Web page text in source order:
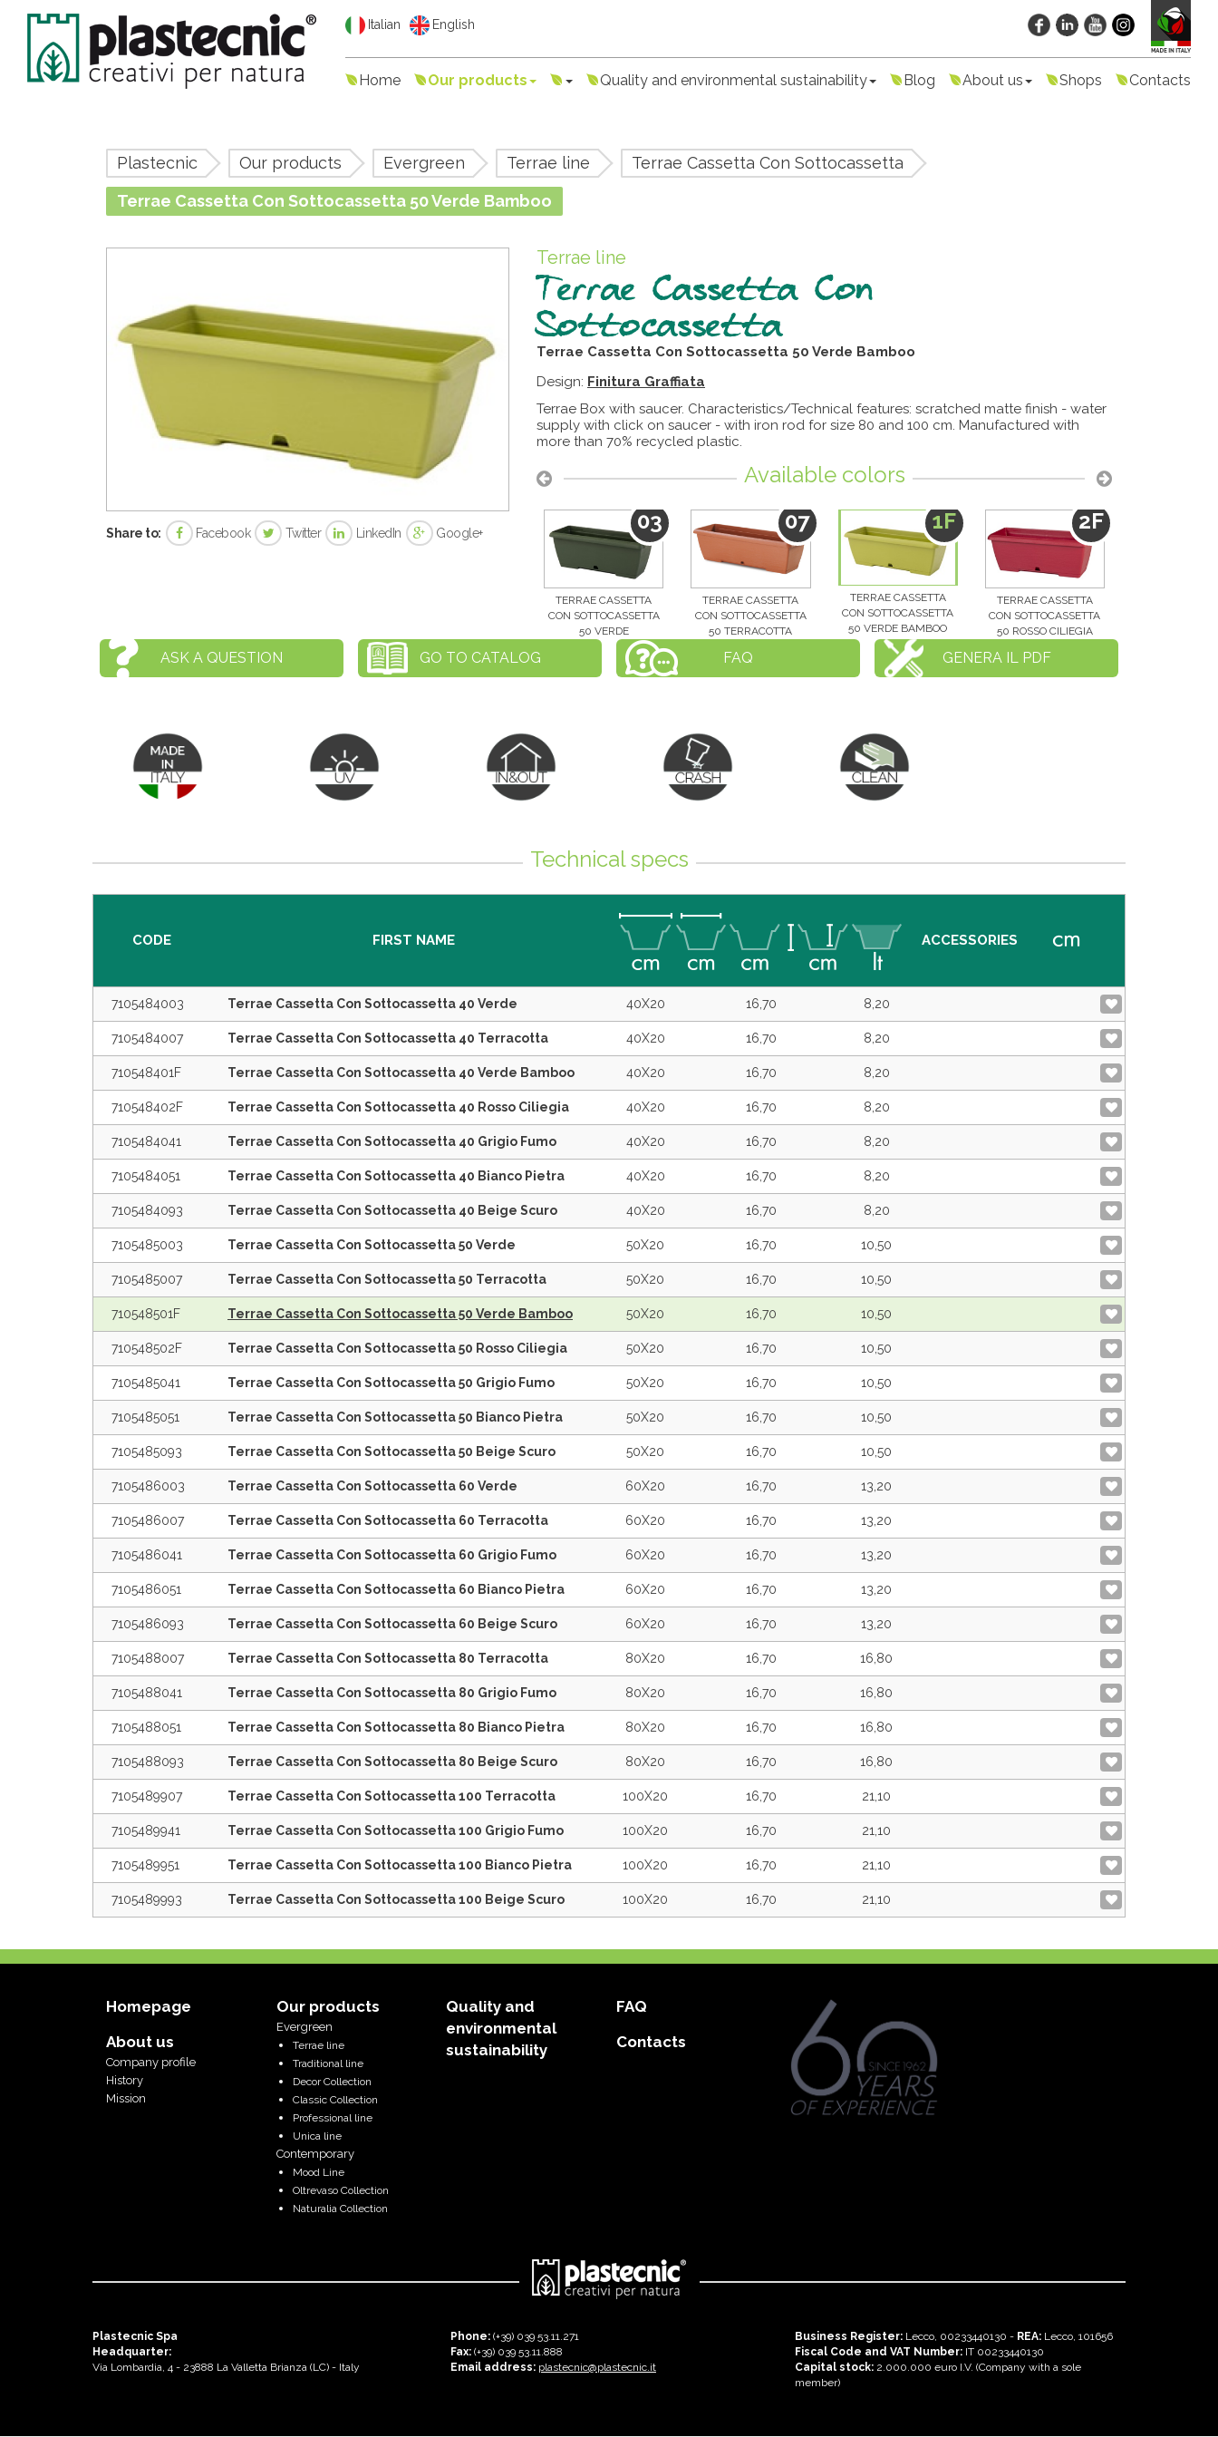
Italian English
Home Our products Quality and environmental sustainability Blog About us Shops Contacts
Plastecnic Our products Evergreen Terrae line
Terrae Cassetta Con Sottocassetta
Terrae Cassetta Con Sottocassetta 50 Verde Bamboo
Share to: Facebook Twitter LinkedIn Google+
Terrae line
Terrae Cassetta Con
Sottocassetta
Terrae Cassetta Con Sottocassetta 50 Verde Bamboo
Design: Finitura Graffiata
Terrae Box with saucer. Characteristics/Technical features: scratched matte finish - water
supply with click on saucer - with iron rod for size 80 and 100 cm. Manufactured with
more than 70% recycled plastic.
Available colors
TERRAE CASSETTA
CON SOTTOCASSETTA
50 VERDE
03
TERRAE CASSETTA
CON SOTTOCASSETTA
50 TERRACOTTA
07
TERRAE CASSETTA
CON SOTTOCASSETTA
50 VERDE BAMBOO
1F
TERRAE CASSETTA
CON SOTTOCASSETTA
50 ROSSO CILIEGIA
2F
ASK A QUESTION GO TO CATALOG FAQ GENERA IL PDF
Technical specs
CODE FIRST NAME ACCESSORIES
7105484003 Terrae Cassetta Con Sottocassetta 40 Verde 40X20 16,70 8,20
7105484007 Terrae Cassetta Con Sottocassetta 40 Terracotta 40X20 16,70 8,20
710548401F Terrae Cassetta Con Sottocassetta 40 Verde Bamboo 40X20 16,70 8,20
710548402F Terrae Cassetta Con Sottocassetta 40 Rosso Ciliegia 40X20 16,70 8,20
7105484041 Terrae Cassetta Con Sottocassetta 40 Grigio Fumo 40X20 16,70 8,20
7105484051 Terrae Cassetta Con Sottocassetta 40 Bianco Pietra 40X20 16,70 8,20
7105484093 Terrae Cassetta Con Sottocassetta 40 Beige Scuro 40X20 16,70 8,20
7105485003 Terrae Cassetta Con Sottocassetta 50 Verde 50X20 16,70 10,50
7105485007 Terrae Cassetta Con Sottocassetta 50 Terracotta 50X20 16,70 10,50
710548501F Terrae Cassetta Con Sottocassetta 50 Verde Bamboo 50X20 16,70 10,50
710548502F Terrae Cassetta Con Sottocassetta 50 Rosso Ciliegia 50X20 16,70 10,50
7105485041 Terrae Cassetta Con Sottocassetta 50 Grigio Fumo 50X20 16,70 10,50
7105485051 Terrae Cassetta Con Sottocassetta 50 Bianco Pietra 50X20 16,70 10,50
7105485093 Terrae Cassetta Con Sottocassetta 50 Beige Scuro 50X20 16,70 10,50
7105486003 Terrae Cassetta Con Sottocassetta 60 Verde 60X20 16,70 13,20
7105486007 Terrae Cassetta Con Sottocassetta 60 Terracotta 60X20 16,70 13,20
7105486041 Terrae Cassetta Con Sottocassetta 60 Grigio Fumo 60X20 16,70 13,20
7105486051 Terrae Cassetta Con Sottocassetta 60 Bianco Pietra 60X20 16,70 13,20
7105486093 Terrae Cassetta Con Sottocassetta 60 Beige Scuro 60X20 16,70 13,20
7105488007 Terrae Cassetta Con Sottocassetta 80 Terracotta 80X20 16,70 16,80
7105488041 Terrae Cassetta Con Sottocassetta 80 Grigio Fumo 80X20 16,70 16,80
7105488051 Terrae Cassetta Con Sottocassetta 80 Bianco Pietra 80X20 16,70 16,80
7105488093 Terrae Cassetta Con Sottocassetta 80 Beige Scuro 80X20 16,70 16,80
7105489907 Terrae Cassetta Con Sottocassetta 100 Terracotta 100X20 16,70 21,10
7105489941 Terrae Cassetta Con Sottocassetta 100 Grigio Fumo 100X20 16,70 21,10
7105489951 Terrae Cassetta Con Sottocassetta 100 Bianco Pietra 100X20 16,70 21,10
7105489993 Terrae Cassetta Con Sottocassetta 100 Beige Scuro 100X20 16,70 21,10
Homepage
About us
Company profile
History
Mission
Our products
Evergreen
Terrae line
Traditional line
Decor Collection
Classic Collection
Professional line
Unica line
Contemporary
Mood Line
Oltrevaso Collection
Naturalia Collection
Quality and
environmental
sustainability
FAQ
Contacts
Plastecnic Spa
Headquarter:
Via Lombardia, 4 - 23888 La Valletta Brianza (LC) - Italy
Phone: (+39) 039 53.11.271
Fax: (+39) 039 53.11.888
Email address: plastecnic@plastecnic.it
Business Register: Lecco, 00233440130 - REA: Lecco, 101656
Fiscal Code and VAT Number: IT 00233440130
Capital stock: 2.000.000 euro I.V. (Company with a sole
member)